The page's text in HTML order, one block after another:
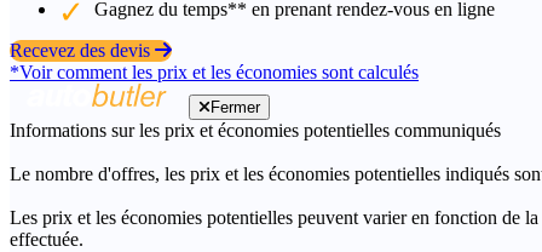
Gagnez du temps** en prenant rendez-vous en ligne
Recevez des devis
*Voir comment les prix et les économies sont calculés
Fermer
Informations sur les prix et économies potentielles communiqués
Le nombre d'offres, les prix et les économies potentielles indiqués
Les prix et les économies potentielles peuvent varier en fonction de
effectuée.